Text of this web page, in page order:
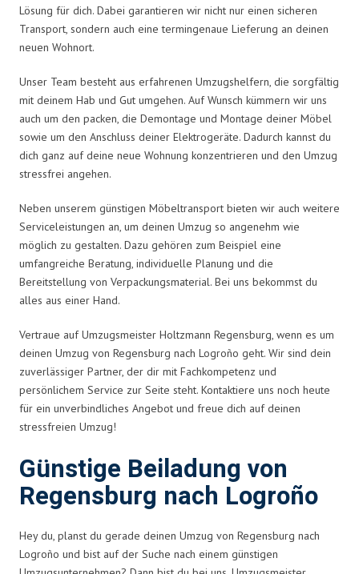
Lösung für dich. Dabei garantieren wir nicht nur einen sicheren
Transport, sondern auch eine termingenaue Lieferung an deinen
neuen Wohnort.
Unser Team besteht aus erfahrenen Umzugshelfern, die sorgfältig
mit deinem Hab und Gut umgehen. Auf Wunsch kümmern wir uns
auch um den packen, die Demontage und Montage deiner Möbel
sowie um den Anschluss deiner Elektrogeräte. Dadurch kannst du
dich ganz auf deine neue Wohnung konzentrieren und den Umzug
stressfrei angehen.
Neben unserem günstigen Möbeltransport bieten wir auch weitere
Serviceleistungen an, um deinen Umzug so angenehm wie
möglich zu gestalten. Dazu gehören zum Beispiel eine
umfangreiche Beratung, individuelle Planung und die
Bereitstellung von Verpackungsmaterial. Bei uns bekommst du
alles aus einer Hand.
Vertraue auf Umzugsmeister Holtzmann Regensburg, wenn es um
deinen Umzug von Regensburg nach Logroño geht. Wir sind dein
zuverlässiger Partner, der dir mit Fachkompetenz und
persönlichem Service zur Seite steht. Kontaktiere uns noch heute
für ein unverbindliches Angebot und freue dich auf deinen
stressfreien Umzug!
Günstige Beiladung von
Regensburg nach Logroño
Hey du, planst du gerade deinen Umzug von Regensburg nach
Logroño und bist auf der Suche nach einem günstigen